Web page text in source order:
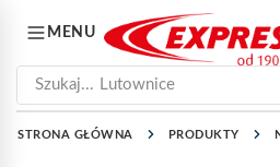
MENU
Szukaj... Lutownice
STRONA GŁÓWNA PRODUKTY